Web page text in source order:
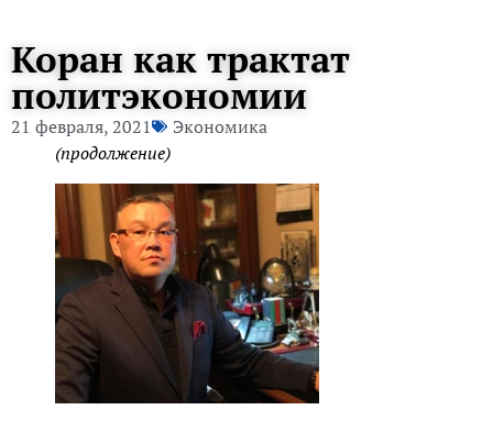
Коран как трактат
политэкономии
21 февраля, 2021
Экономика
(продолжение)